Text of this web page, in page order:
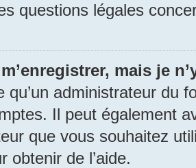
questions légales
mais je
qu’un administrateur du
Il peut également
que vous souhaitez
obtenir de l’aide.